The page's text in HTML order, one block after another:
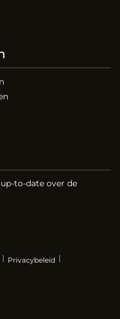
to-date over de
Privacybeleid